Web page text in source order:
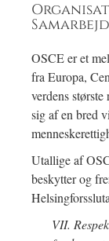
OSCE er et
fra Europa,
verdens
sig af en bred
Utallige af
beskytter og
VII.